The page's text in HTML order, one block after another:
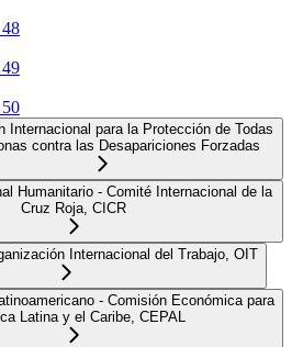
Internacional para la Protección de Todas
contra las Desapariciones Forzadas
Humanitario - Comité Internacional de la
Cruz Roja, CICR
Internacional del Trabajo, OIT
- Comisión Económica para
Latina y el Caribe, CEPAL